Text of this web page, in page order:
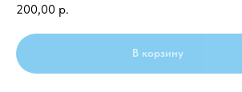
200,00 р.
В корзину